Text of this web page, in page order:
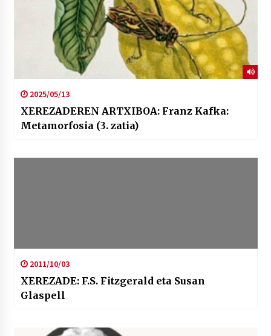
2025/05/13
XEREZADEREN ARTXIBOA: Franz Kafka:
Metamorfosia (3. zatia)
2011/10/03
XEREZADE: F.S. Fitzgerald eta Susan
Glaspell